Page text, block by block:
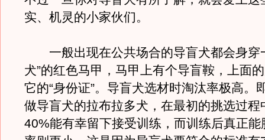
实、机灵的小家伙们。
一般出现在公共场合的导盲犬都会身穿
犬”的红色马甲，马甲上有个导盲鞍，上面
它的“身份证”。导盲犬选材时淘汰率极高。
做导盲犬的拉布拉多犬，在最初的挑选过程
40%能有幸留下接受训练，而训练后真正能